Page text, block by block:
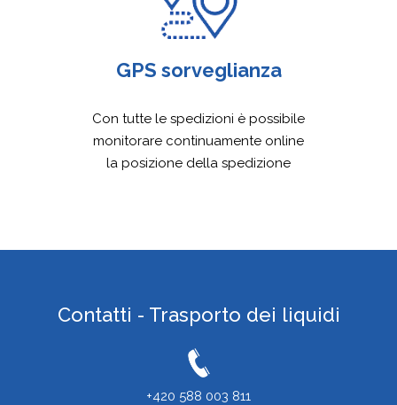
GPS sorveglianza
Con tutte le spedizioni è possibile
monitorare continuamente online
la posizione della spedizione
Contatti - Trasporto dei liquidi
+420 588 003 811